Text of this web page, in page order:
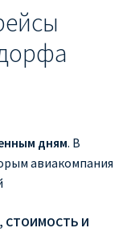
дням. В
авиакомпания
СТОИМОСТЬ И